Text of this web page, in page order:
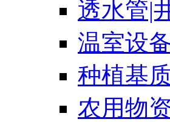
透水管|
温室设
种植基
农用物